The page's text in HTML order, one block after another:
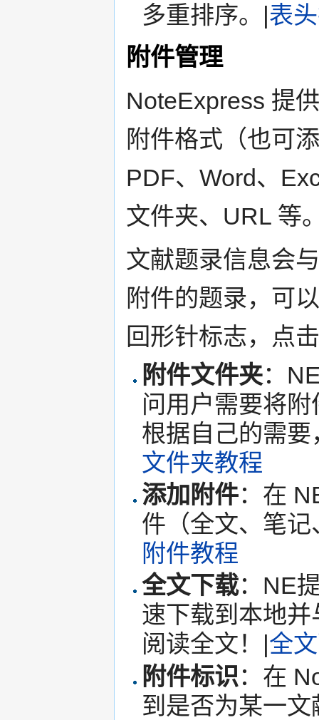
多重排序。|表
附件管理
NoteExpress 提
附件格式（也可
PDF、Word、
文件夹、URL 等
文献题录信息会
附件的题录，可
回形针标志，点
附件文件夹：
问用户需要将
根据自己的需
文件夹教程
添加附件：在
件（全文、笔
附件教程
全文下载：NE
速下载到本地
阅读全文！| 全
附件标识：在
到是否为某一